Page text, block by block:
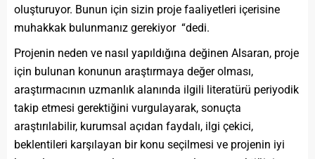
oluşturuyor. Bunun için sizin proje faaliyetleri içerisine
muhakkak bulunmanız gerekiyor “dedi.
Projenin neden ve nasıl yapıldığına değinen Alsaran, proje
için bulunan konunun araştırmaya değer olması,
araştırmacının uzmanlık alanında ilgili literatürü periyodik
takip etmesi gerektiğini vurgulayarak, sonuçta
araştırılabilir, kurumsal açıdan faydalı, ilgi çekici,
beklentileri karşılayan bir konu seçilmesi ve projenin iyi